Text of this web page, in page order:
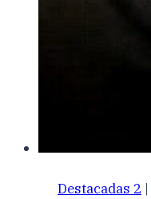
Destacadas 2 |